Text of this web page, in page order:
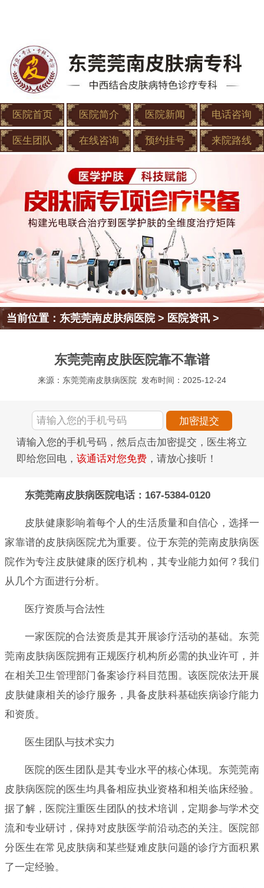
医院首页 医院简介 医院新闻 电话咨询
医生团队 在线咨询 预约挂号 来院路线
当前位置：东莞莞南皮肤病医院> 医院资讯 >
东莞莞南皮肤医院靠不靠谱
来源：东莞莞南皮肤病医院 发布时间：2025-12-24
请输入您的手机号码，然后点击加密提交，医生将立
即给您回电， 该通话对您免费 ，请放心接听！
东莞莞南皮肤病医院电话：167-5384-0120
皮肤健康影响着每个人的生活质量和自信心，选择一
家靠谱的皮肤病医院尤为重要。位于东莞的莞南皮肤病医
院作为专注皮肤健康的医疗机构，其专业能力如何？我们
从几个方面进行分析。
医疗资质与合法性
一家医院的合法资质是其开展诊疗活动的基础。东莞
莞南皮肤病医院拥有正规医疗机构所必需的执业许可，并
在相关卫生管理部门备案诊疗科目范围。该医院依法开展
皮肤健康相关的诊疗服务，具备皮肤科基础疾病诊疗能力
和资质。
医生团队与技术实力
医院的医生团队是其专业水平的核心体现。东莞莞南
皮肤病医院的医生均具备相应执业资格和相关临床经验。
据了解，医院注重医生团队的技术培训，定期参与学术交
流和专业研讨，保持对皮肤医学前沿动态的关注。医院部
分医生在常见皮肤病和某些疑难皮肤问题的诊疗方面积累
了一定经验。